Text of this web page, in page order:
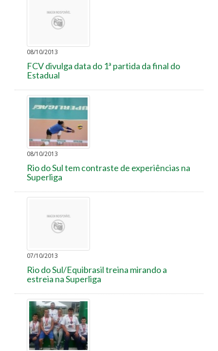
08/10/2013
FCV divulga data do 1ª partida da final do
Estadual
08/10/2013
Rio do Sul tem contraste de experiências na
Superliga
07/10/2013
Rio do Sul/Equibrasil treina mirando a
estreia na Superliga